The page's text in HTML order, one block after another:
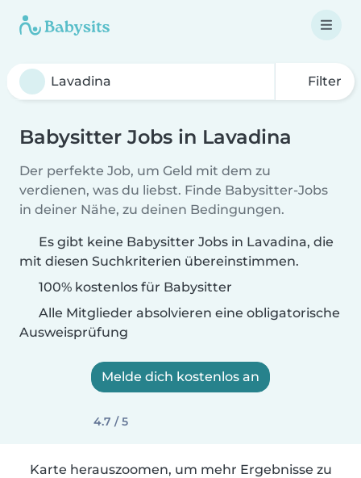
Filter
Babysitter Jobs in Lavadina
Der perfekte Job, um Geld mit dem zu
verdienen, was du liebst. Finde Babysitter-Jobs
in deiner Nähe, zu deinen Bedingungen.
Es gibt keine Babysitter Jobs in Lavadina, die
mit diesen Suchkriterien übereinstimmen.
100% kostenlos für Babysitter
Alle Mitglieder absolvieren eine obligatorische
Ausweisprüfung
Melde dich kostenlos an
4.7 / 5
Karte herauszoomen, um mehr Ergebnisse zu